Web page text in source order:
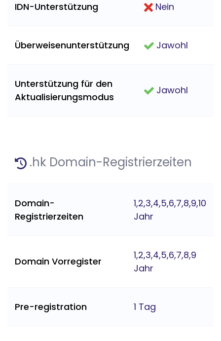
IDN-Unterstützung Nein
Überweisenunterstützung Jawohl
Unterstützung für den
Aktualisierungsmodus
Jawohl
.hk Domain-Registrierzeiten
Domain-
Registrierzeiten
1,2,3,4,5,6,7,8,9,10
Jahr
Domain Vorregister
1,2,3,4,5,6,7,8,9
Jahr
Pre-registration 1 Tag